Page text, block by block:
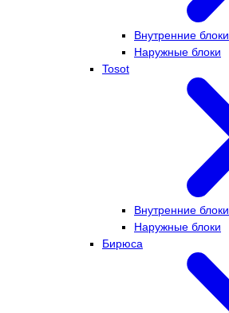
Внутренние блоки
Наружные блоки
Tosot
Внутренние блоки
Наружные блоки
Бирюса